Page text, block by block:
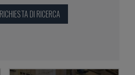
DI RICERCA